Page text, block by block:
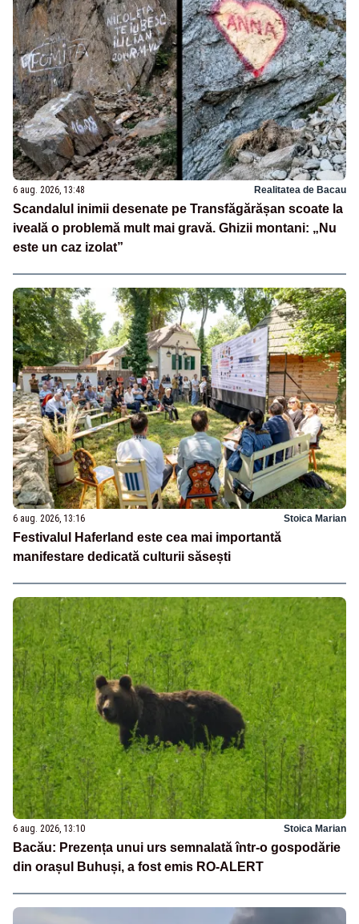
6 aug. 2026, 13:48 Realitatea de Bacau
Scandalul inimii desenate pe Transfăgărășan scoate la
iveală o problemă mult mai gravă. Ghizii montani: „Nu
este un caz izolat”
6 aug. 2026, 13:16 Stoica Marian
Festivalul Haferland este cea mai importantă
manifestare dedicată culturii săsești
6 aug. 2026, 13:10 Stoica Marian
Bacău: Prezența unui urs semnalată într-o gospodărie
din orașul Buhuși, a fost emis RO-ALERT